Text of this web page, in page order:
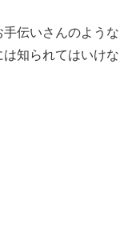
伝いさんのような
知られてはいけな